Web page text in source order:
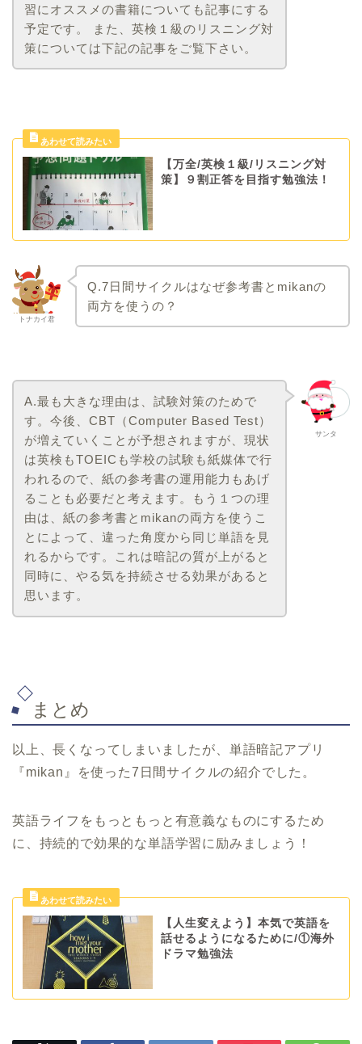
習にオススメの書籍についても記事にする
予定です。 また、英検１級のリスニング対
策については下記の記事をご覧下さい。
【万全/英検１級/リスニング対
策】９割正答を目指す勉強法！
トナカイ君
Q.7日間サイクルはなぜ参考書と mikanの
両方を使うの？
サンタ
A.最も大きな理由は、試験対策のためで
す。今後、 CBT （Computer Based Test）
が増えていくことが予想されますが、現状
は英検もTOEIC も学校の試験も紙媒体で行
われるので、紙の参考書の運用能力もあげ
ることも必要だと考えます。もう１つの理
由は、紙の参考書と mikanの両方を使うこ
とによって、違った角度から同じ単語を見
れるからです。これは暗記の質が上がると
同時に、やる気を持続させる効果があると
思います。
まとめ
以上、長くなってしまいましたが、単語暗記アプリ
『 mikan 』を使った 7 日間サイクルの紹介でした。
英語ライフをもっともっと有意義なものにするため
に、持続的で効果的な単語学習に励みましょう！
【人生変えよう】本気で英語を
話せるようになるために/①海外
ドラマ勉強法